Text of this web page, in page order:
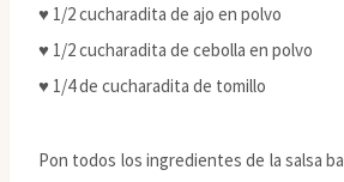
♥ 1/2 cucharadita de ajo en polvo
♥ 1/2 cucharadita de cebolla en polvo
♥ 1/4 de cucharadita de tomillo
Pon todos los ingredientes de la salsa